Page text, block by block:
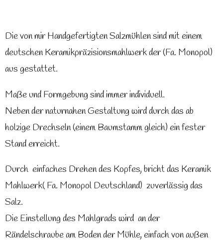
e
n
e
n
e
n
n
Die von mir Handgefertigten Salzmühlen sind mit einem
deutschen Keramikpräzisionsmahlwerk der (Fa. Monopol)
aus gestattet.
Maße und Formgebung sind immer individuell.
Neben der naturnahen Gestaltung wird durch das ab
holzige Drechseln (einem Baumstamm gleich) ein fester
Stand erreicht.
Durch einfaches Drehen des Kopfes, bricht das Keramik
Mahlwerk( Fa. Monopol Deutschland) zuverlässig das
Salz.
Die Einstellung des Mahlgrads wird an der
Rändelschraube am Boden der Mühle, einfach von außen